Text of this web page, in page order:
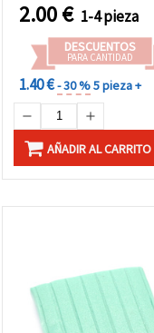
2.00€ 1-4 pieza
DESCUENTOS
PARA CANTIDAD
1.40 €- 30 %5 pieza +
AÑADIR AL CARRITO